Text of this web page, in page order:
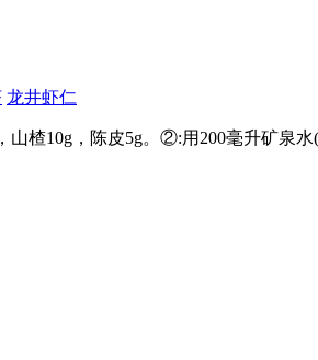
龙井虾仁
楂10g，陈皮5g。②:用200毫升矿泉